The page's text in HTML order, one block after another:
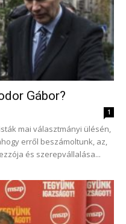
Gábor?
1
mai választmányi ülésén,
erről beszámoltunk, az,
és szerepvállalása...